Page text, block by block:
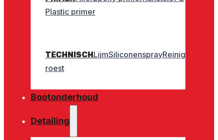
Plastic primer
TECHNISCHLijmSiliconensprayReinigers
roest
Bootonderhoud
Detailing